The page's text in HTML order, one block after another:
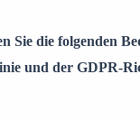
die folgenden
und der GDPR-